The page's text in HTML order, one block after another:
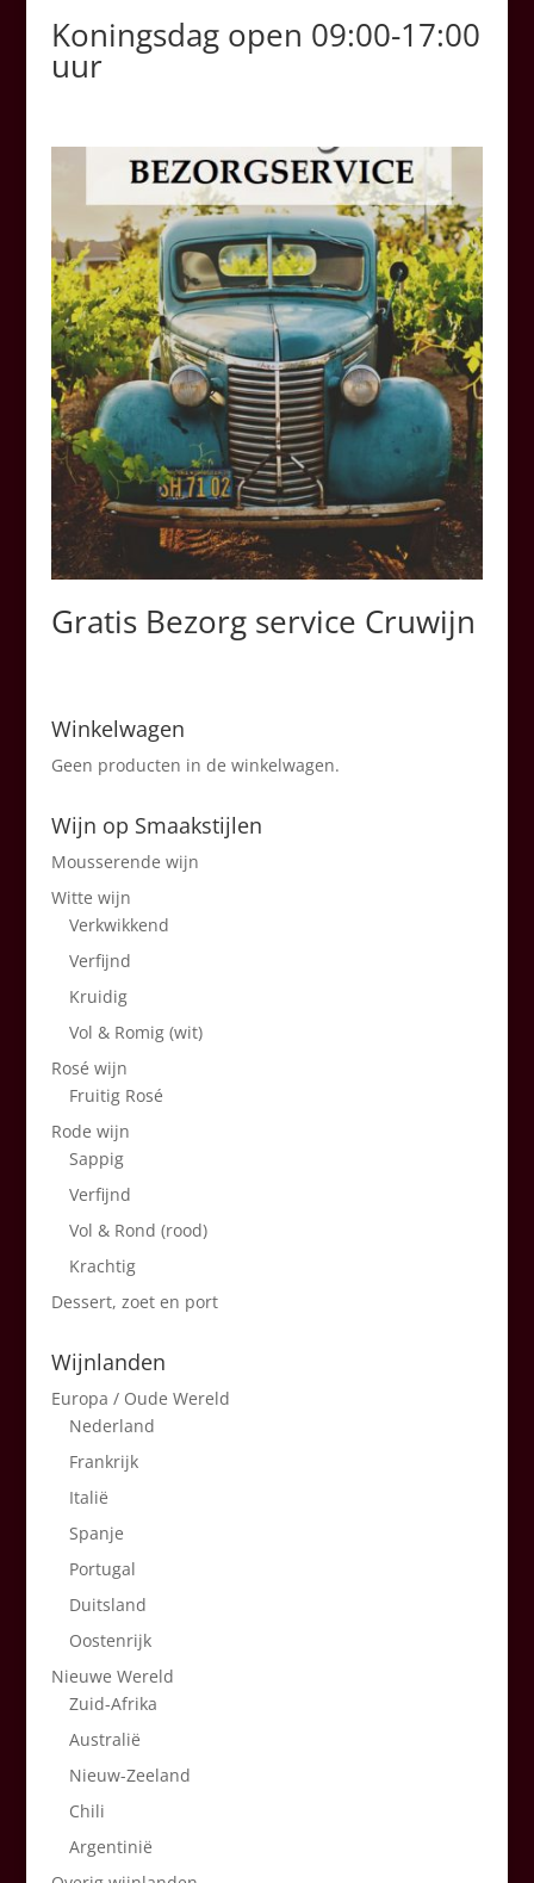
Koningsdag open 09:00-17:00
uur
Gratis Bezorg service Cruwijn
Winkelwagen
Geen producten in de winkelwagen.
Wijn op Smaakstijlen
Mousserende wijn
Witte wijn
Verkwikkend
Verfijnd
Kruidig
Vol & Romig (wit)
Rosé wijn
Fruitig Rosé
Rode wijn
Sappig
Verfijnd
Vol & Rond (rood)
Krachtig
Dessert, zoet en port
Wijnlanden
Europa / Oude Wereld
Nederland
Frankrijk
Italië
Spanje
Portugal
Duitsland
Oostenrijk
Nieuwe Wereld
Zuid-Afrika
Australië
Nieuw-Zeeland
Chili
Argentinië